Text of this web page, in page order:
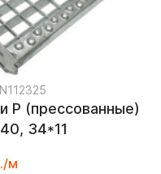
P (прессованные)
34*11
м